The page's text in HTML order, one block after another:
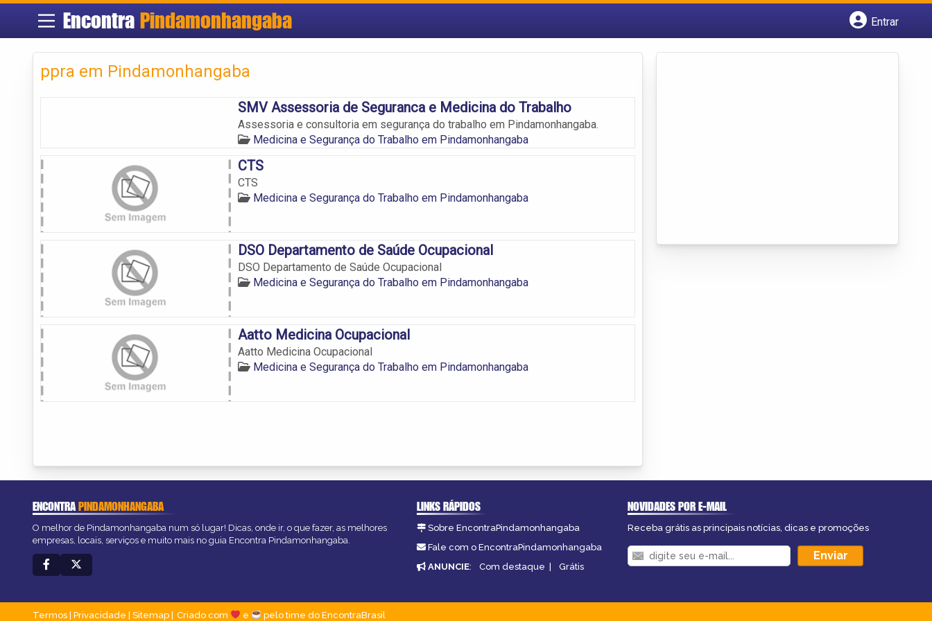
Encontra Pindamonhangaba
Entrar
ppra em Pindamonhangaba
SMV Assessoria de Seguranca e Medicina do Trabalho
Assessoria e consultoria em segurança do trabalho em Pindamonhangaba.
Medicina e Segurança do Trabalho em Pindamonhangaba
CTS
CTS
Medicina e Segurança do Trabalho em Pindamonhangaba
DSO Departamento de Saúde Ocupacional
DSO Departamento de Saúde Ocupacional
Medicina e Segurança do Trabalho em Pindamonhangaba
Aatto Medicina Ocupacional
Aatto Medicina Ocupacional
Medicina e Segurança do Trabalho em Pindamonhangaba
ENCONTRAPINDAMONHANGABA
O melhor de Pindamonhangaba num só lugar! Dicas, onde ir, o que fazer, as melhores
empresas, locais, serviços e muito mais no guia Encontra Pindamonhangaba.
LINKS RÁPIDOS
Sobre EncontraPindamonhangaba
Fale com o EncontraPindamonhangaba
ANUNCIE: Com destaque | Grátis
NOVIDADES POR E-MAIL
Receba grátis as principais notícias, dicas e promoções
Termos Privacidade Sitemap Criado com e pelo time do EncontraBrasil